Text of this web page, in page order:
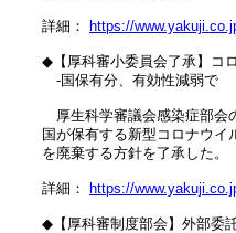
詳細： https://
◆【厚科審小委員会了承】コ
‐国保有分、有効性減弱で
厚生科学審議会感染症部会
国が保有する新型コロナウイ
を廃棄する方針を了承した。
詳細： https://
◆【厚科審制度部会】外部委